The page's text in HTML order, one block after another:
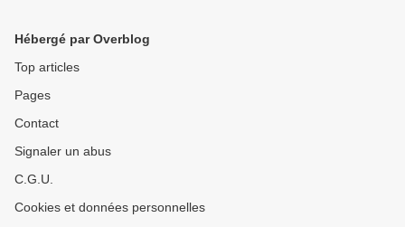
Hébergé par Overblog
Top articles
Pages
Contact
Signaler un abus
C.G.U.
Cookies et données personnelles